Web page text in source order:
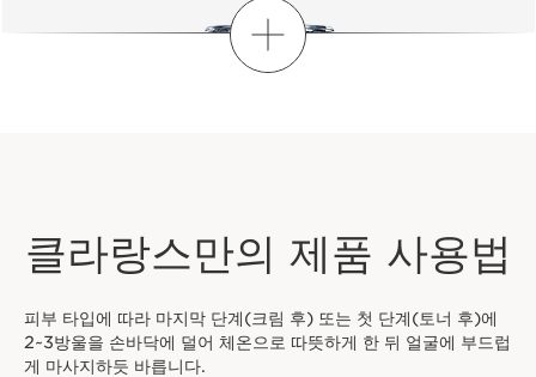
더보기
클라랑스만의 제품 사용법
피부 타입에 따라 마지막 단계(크림 후) 또는 첫 단계(토너 후)에
2~3방울을 손바닥에 덜어 체온으로 따뜻하게 한 뒤 얼굴에 부드럽
게 마사지하듯 바릅니다.